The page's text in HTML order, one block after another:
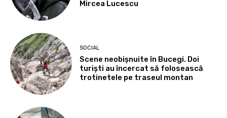
Mircea Lucescu
SOCIAL
Scene neobișnuite în Bucegi. Doi
turiști au încercat să folosească
trotinetele pe traseul montan